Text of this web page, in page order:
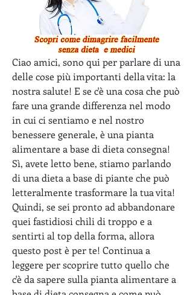
Ciao amici, sono qui per parlare di una
delle cose più importanti della vita: la
nostra salute! E se c'è una cosa che può
fare una grande differenza nel modo
in cui ci sentiamo e nel nostro
benessere generale, è una pianta
alimentare a base di dieta consegna!
Sì, avete letto bene, stiamo parlando
di una dieta a base di piante che può
letteralmente trasformare la tua vita!
Quindi, se sei pronto ad abbandonare
quei fastidiosi chili di troppo e a
sentirti al top della forma, allora
questo post è per te! Continua a
leggere per scoprire tutto quello che
c'è da sapere sulla pianta alimentare a